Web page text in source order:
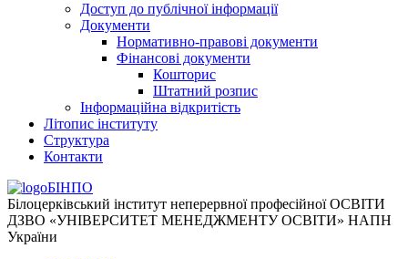
Доступ до публічної інформації
Документи
Нормативно-правові документи
Фінансові документи
Кошторис
Штатний розпис
Інформаційна відкритість
Літопис інституту
Структура
Контакти
БІНПО
Білоцерківський інститут неперервної професійної ОСВІТИ
ДЗВО «УНІВЕРСИТЕТ МЕНЕДЖМЕНТУ ОСВІТИ» НАПН
України